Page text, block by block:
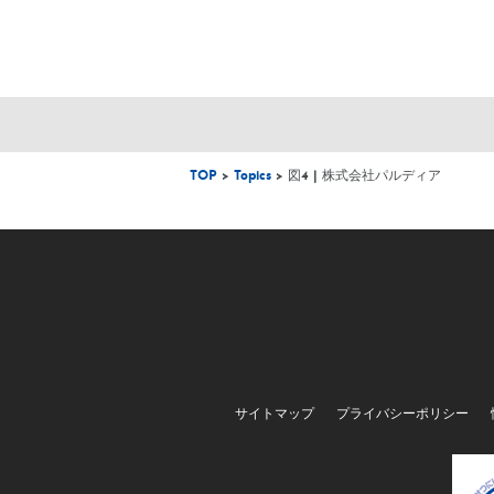
TOP > Topics > 図4 | 株式会社パルディア
サイトマップ プライバシーポリシー